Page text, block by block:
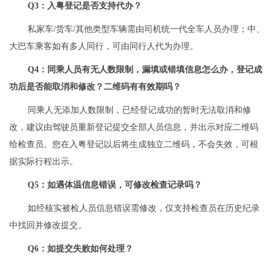
Q3：入粤登记是否支持代办？
私家车/货车/其他类型车辆需由司机统一代全车人员办理；中、
大巴车乘客如有多人同行，可由同行人代为办理。
Q4： 同乘人员有无人数限制，漏填或错填信息怎么办，登记成
功后是否能取消和修改？二维码有有效期吗？
同乘人无添加人数限制，已经登记成功的暂时无法取消和修
改，建议由驾驶员重新登记提交全部人员信息，并出示对应二维码
给检查员。您在入粤登记以后将生成独立二维码，不会失效，可根
据实际行程出示。
Q5：如遇体温信息错误，可修改检查记录吗？
如经核实被检人员信息错误需修改，仅支持检查员在历史纪录
中找回并修改提交。
Q6：如提交失败如何处理？